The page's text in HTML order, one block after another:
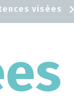
visées